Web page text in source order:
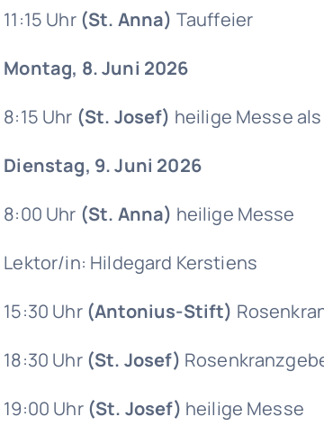
11:15 Uhr (St. Anna) Tauffeier
Montag, 8. Juni 2026
8:15 Uhr (St. Josef) heilige Messe
Dienstag, 9. Juni 2026
8:00 Uhr (St. Anna) heilige Messe
Lektor/in: Hildegard Kerstiens
15:30 Uhr (Antonius-Stift)
18:30 Uhr (St. Josef)
19:00 Uhr(St. Josef) heilige Messe